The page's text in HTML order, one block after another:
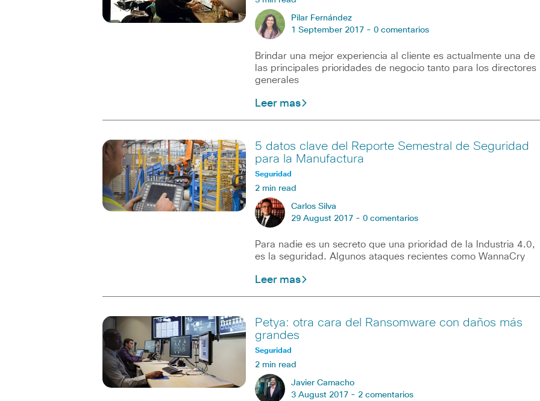
Pilar Fernández
1 September 2017 - 0 comentarios
Brindar una mejor experiencia al cliente es actualmente una de
las principales prioridades de negocio tanto para los directores
generales
Leer mas
5 datos clave del Reporte Semestral de Seguridad
para la Manufactura
Seguridad
2 min read
Carlos Silva
29 August 2017 - 0 comentarios
Para nadie es un secreto que una prioridad de la Industria 4.0,
es la seguridad. Algunos ataques recientes como WannaCry
Leer mas
Petya: otra cara del Ransomware con daños más
grandes
Seguridad
2 min read
Javier Camacho
3 August 2017 - 2 comentarios